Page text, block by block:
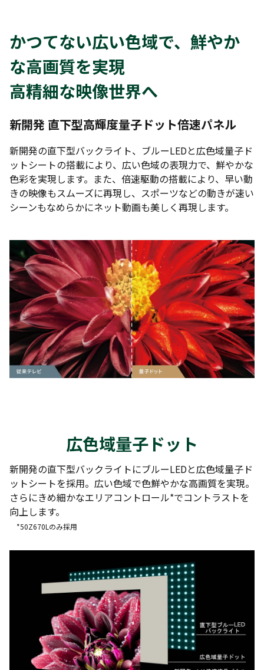
かつてない広い色域で、鮮やか
な高画質を実現
高精細な映像世界へ
新開発 直下型高輝度量子ドット倍速パネル
新開発の直下型バックライト、ブルーLEDと広色域量子ド
ットシートの搭載により、広い色域の表現力で、鮮やかな
色彩を実現します。また、倍速駆動の搭載により、早い動
きの映像もスムーズに再現し、スポーツなどの動きが速い
シーンもなめらかにネット動画も美しく再現します。
広色域量子ドット
新開発の直下型バックライトにブルーLEDと広色域量子ド
ットシートを採用。広い色域で色鮮やかな高画質を実現。
さらにきめ細かなエリアコントロール*でコントラストを
向上します。
*50Z670Lのみ採用